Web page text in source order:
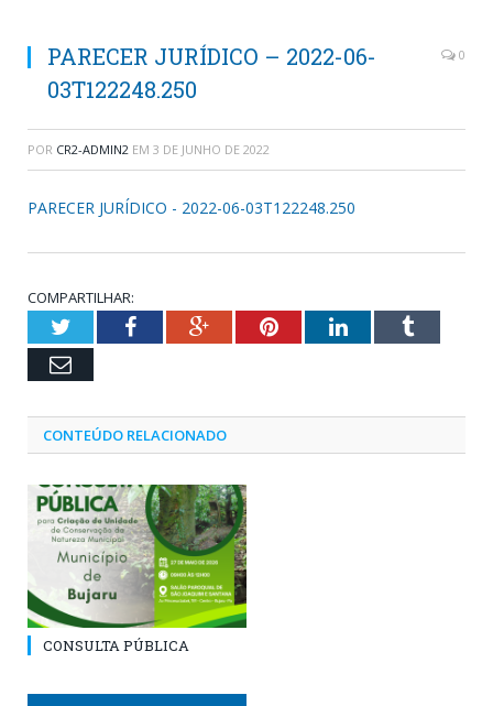
PARECER JURÍDICO – 2022-06-
03T122248.250
0
POR CR2-ADMIN2 EM 3 DE JUNHO DE 2022
PARECER JURÍDICO - 2022-06-03T122248.250
COMPARTILHAR:
TwitterFacebookGoogle+PinterestLinkedInTumblr
Email
CONTEÚDO RELACIONADO
CONSULTA PÚBLICA